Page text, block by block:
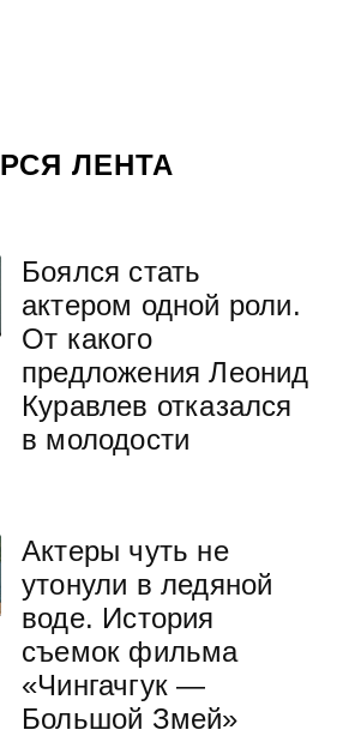
РСЯ ЛЕНТА
Боялся стать
актером одной роли.
От какого
предложения Леонид
Куравлев отказался
в молодости
Актеры чуть не
утонули в ледяной
воде. История
съемок фильма
«Чингачгук —
Большой Змей»